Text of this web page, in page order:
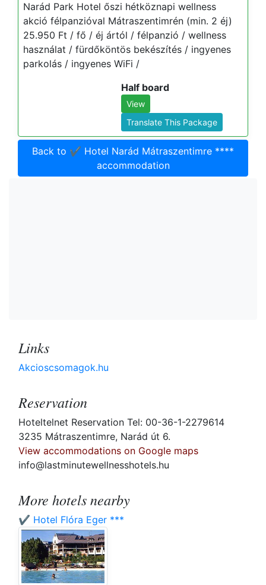
Narád Park Hotel őszi hétköznapi wellness
akció félpanzióval Mátraszentimrén (min. 2 éj)
25.950 Ft / fő / éj ártól / félpanzió / wellness
használat / fürdőköntös bekészítés / ingyenes
parkolás / ingyenes WiFi /
Half board
View
Translate This Package
Back to ✔️ Hotel Narád Mátraszentimre ****
accommodation
Links
Akcioscsomagok.hu
Reservation
Hoteltelnet Reservation Tel: 00-36-1-2279614
3235 Mátraszentimre, Narád út 6.
View accommodations on Google maps
info@lastminutewellnesshotels.hu
More hotels nearby
✔️ Hotel Flóra Eger ***